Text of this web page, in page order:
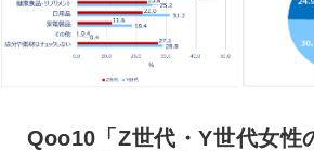
Qoo10「Z世代・Y世代女性